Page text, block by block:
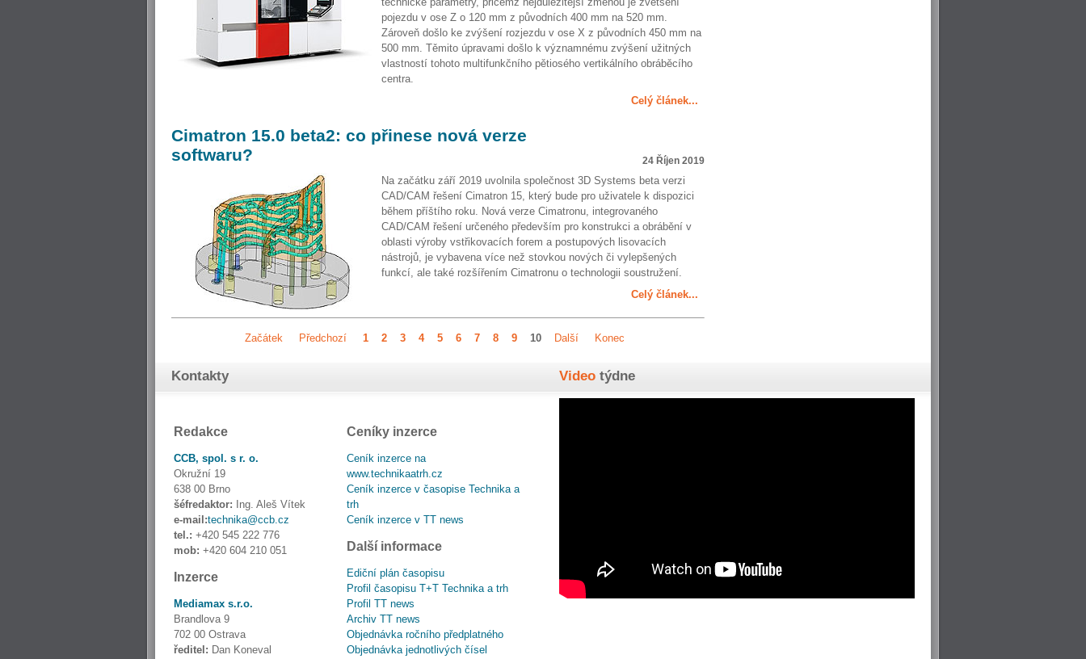
pojezdu v ose Z o 120 mm z původních 400 mm na 520 mm.
Zároveň došlo ke zvýšení rozjezdu v ose X z původních 450 mm na
500 mm. Těmito úpravami došlo k významnému zvýšení užitných
vlastností tohoto multifunkčního pětiosého vertikálního obráběcího
centra.
Celý článek...
Cimatron 15.0 beta2: co přinese nová verze
softwaru?
24 Říjen 2019
Na začátku září 2019 uvolnila společnost 3D Systems beta verzi
CAD/CAM řešení Cimatron 15, který bude pro uživatele k dispozici
během příštího roku. Nová verze Cimatronu, integrovaného
CAD/CAM řešení určeného především pro konstrukci a obrábění v
oblasti výroby vstřikovacích forem a postupových lisovacích
nástrojů, je vybavena více než stovkou nových či vylepšených
funkcí, ale také rozšířením Cimatronu o technologii soustružení.
Celý článek...
Začátek Předchozí 1 2 3 4 5 6 7 8 9 10 Další Konec
Kontakty
Redakce
CCB, spol. s r. o.
Okružní 19
638 00 Brno
šéfredaktor: Ing. Aleš Vítek
e-mail:technika@ccb.cz
tel.: +420 545 222 776
mob: +420 604 210 051
Inzerce
Mediamax s.r.o.
Brandlova 9
702 00 Ostrava
ředitel: Dan Koneval
Ceníky inzerce
Ceník inzerce na
www.technikaatrh.cz
Ceník inzerce v časopise Technika a
trh
Ceník inzerce v TT news
Další informace
Ediční plán časopisu
Profil časopisu T+T Technika a trh
Profil TT news
Archiv TT news
Objednávka ročního předplatného
Objednávka jednotlivých čísel
Video týdne